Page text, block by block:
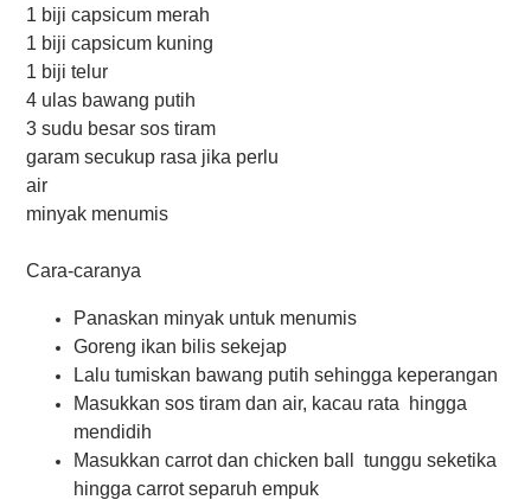
1 biji capsicum merah
1 biji capsicum kuning
1 biji telur
4 ulas bawang putih
3 sudu besar sos tiram
garam secukup rasa jika perlu
air
minyak menumis
Cara-caranya
Panaskan minyak untuk menumis
Goreng ikan bilis sekejap
Lalu tumiskan bawang putih sehingga keperangan
Masukkan sos tiram dan air, kacau rata hingga
mendidih
Masukkan carrot dan chicken ball tunggu seketika
hingga carrot separuh empuk